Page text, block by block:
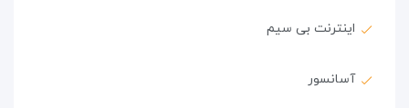
اینترنت بی سیم
آسانسور